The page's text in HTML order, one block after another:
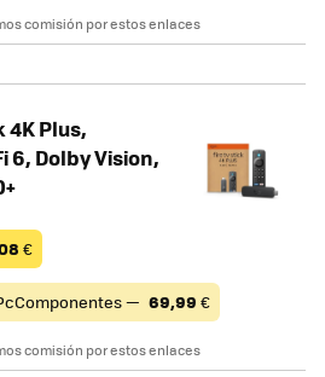
comisión por estos enlaces
4K Plus,
6, Dolby Vision,
€
— 69,99 €
comisión por estos enlaces